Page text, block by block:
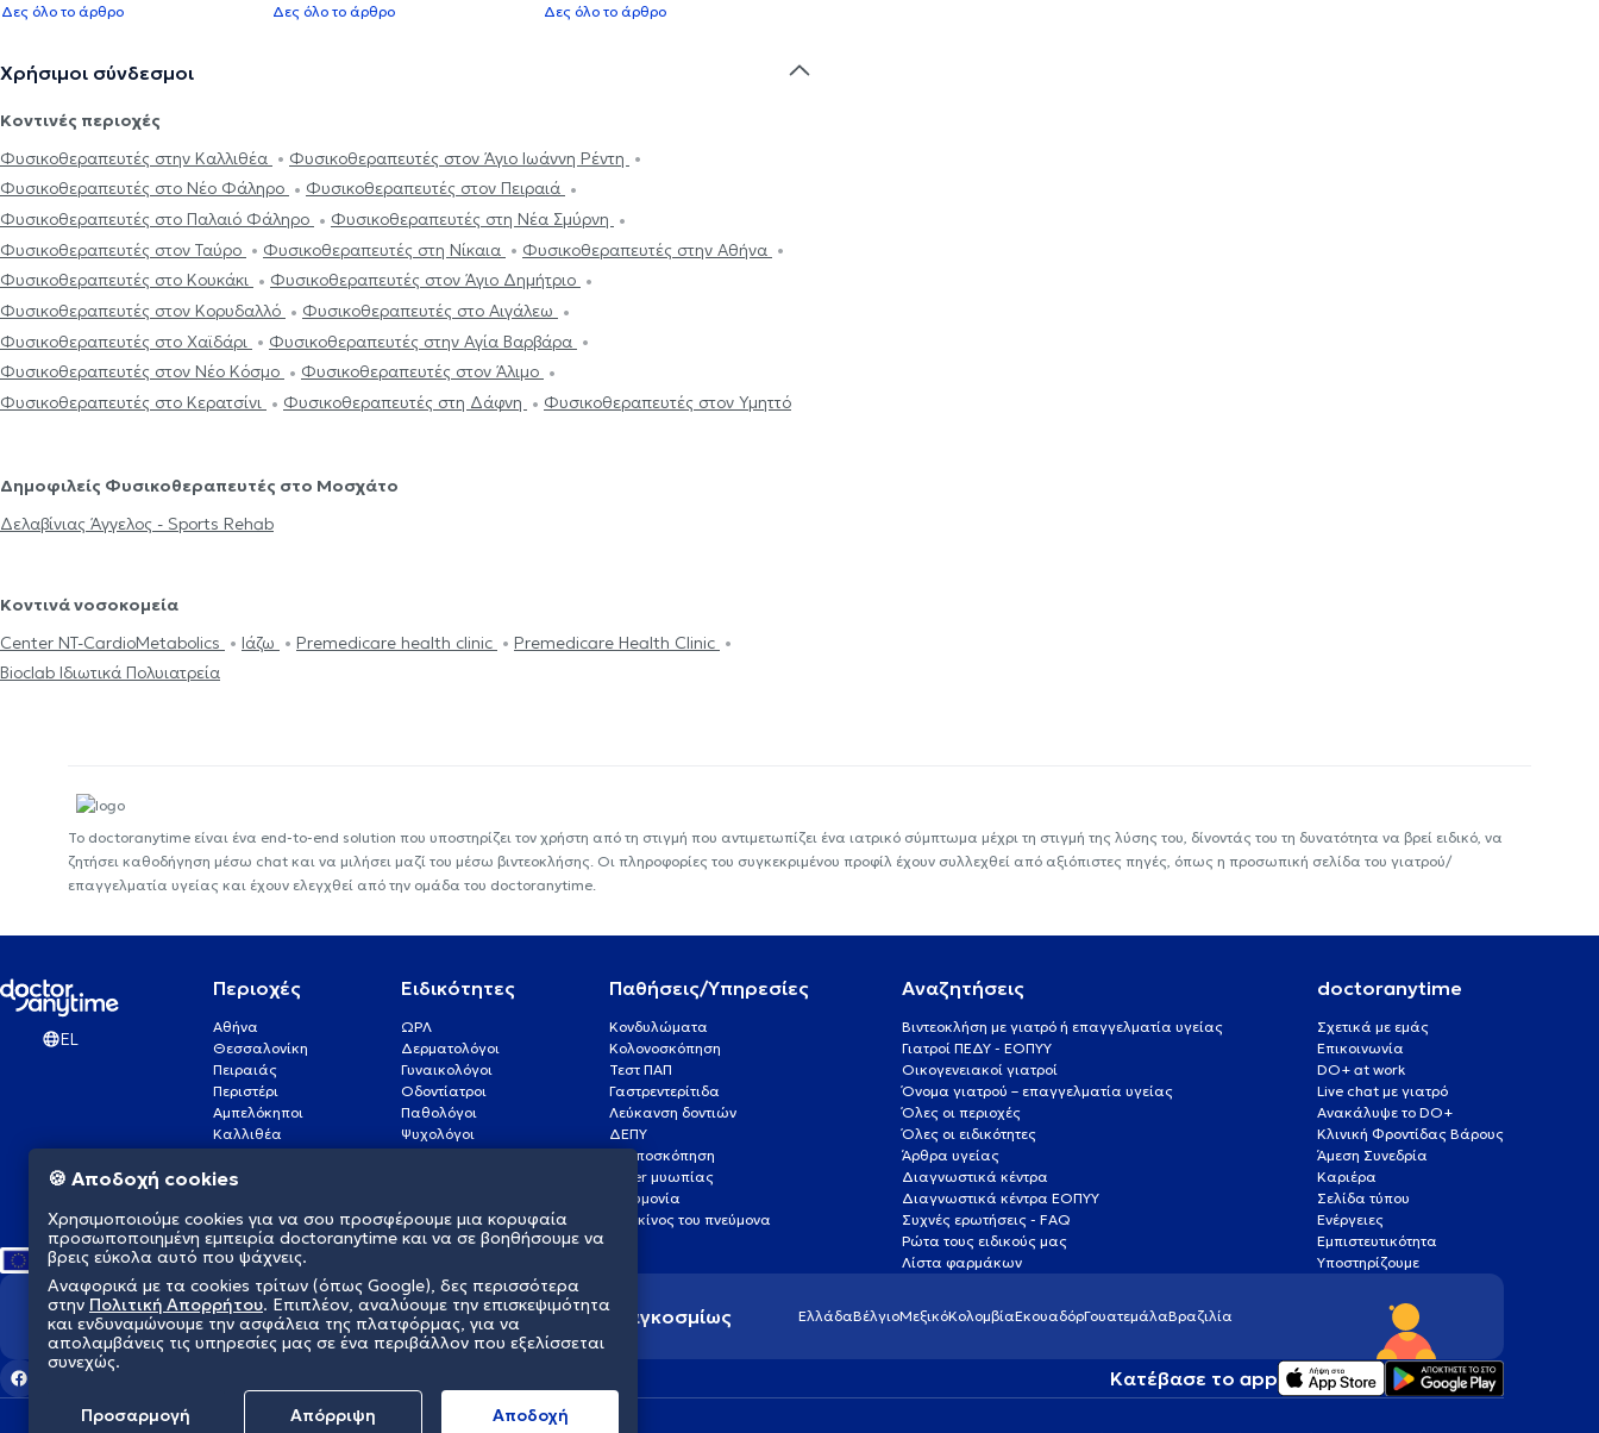
Δες όλο το άρθρο Δες όλο το άρθρο Δες όλο το άρθρο
Χρήσιμοι σύνδεσμοι
Κοντινές περιοχές
Φυσικοθεραπευτές στην Καλλιθέα
Φυσικοθεραπευτές στον Άγιο Ιωάννη Ρέντη
Φυσικοθεραπευτές στο Νέο Φάληρο
Φυσικοθεραπευτές στον Πειραιά
Φυσικοθεραπευτές στο Παλαιό Φάληρο
Φυσικοθεραπευτές στη Νέα Σμύρνη
Φυσικοθεραπευτές στον Ταύρο
Φυσικοθεραπευτές στη Νίκαια
Φυσικοθεραπευτές στην Αθήνα
Φυσικοθεραπευτές στο Κουκάκι
Φυσικοθεραπευτές στον Άγιο Δημήτριο
Φυσικοθεραπευτές στον Κορυδαλλό
Φυσικοθεραπευτές στο Αιγάλεω
Φυσικοθεραπευτές στο Χαϊδάρι
Φυσικοθεραπευτές στην Αγία Βαρβάρα
Φυσικοθεραπευτές στον Νέο Κόσμο
Φυσικοθεραπευτές στον Άλιμο
Φυσικοθεραπευτές στο Κερατσίνι
Φυσικοθεραπευτές στη Δάφνη Φυσικοθεραπευτές στον Υμηττό
Δημοφιλείς Φυσικοθεραπευτές στο Μοσχάτο
Δελαβίνιας Άγγελος - Sports Rehab
Κοντινά νοσοκομεία
Center NT-CardioMetabolics
Ιάζω Premedicare health clinic
Premedicare Health Clinic
Bioclab Ιδιωτικά Πολυιατρεία
Το doctoranytime είναι ένα end-to-end solution που υποστηρίζει τον χρήστη από τη στιγμή που αντιμετωπίζει ένα ιατρικό σύμπτωμα μέχρι τη στιγμή της λύσης του, δίνοντάς του τη δυνατότητα να βρεί ειδικό, να
ζητήσει καθοδήγηση μέσω chat και να μιλήσει μαζί του μέσω βιντεοκλήσης. Οι πληροφορίες του συγκεκριμένου προφίλ έχουν συλλεχθεί από αξιόπιστες πηγές, όπως η προσωπική σελίδα του γιατρού/
επαγγελματία υγείας και έχουν ελεγχθεί από την ομάδα του doctoranytime.
EL
Περιοχές
Αθήνα
Θεσσαλονίκη
Πειραιάς
Περιστέρι
Αμπελόκηποι
Καλλιθέα
Γλυφάδα
Νέα Σμύρνη
Ειδικότητες
ΩΡΛ
Δερματολόγοι
Γυναικολόγοι
Οδοντίατροι
Παθολόγοι
Ψυχολόγοι
Καρδιολόγοι
Παθήσεις/Υπηρεσίες
Κονδυλώματα
Κολονοσκόπηση
Τεστ ΠΑΠ
Γαστρεντερίτιδα
Λεύκανση δοντιών
ΔΕΠΥ
Κολποσκόπηση
Laser μυωπίας
Πνευμονία
Καρκίνος του πνεύμονα
Αναζητήσεις
Βιντεοκλήση με γιατρό ή επαγγελματία υγείας
Γιατροί ΠΕΔΥ - ΕΟΠΥΥ
Οικογενειακοί γιατροί
Όνομα γιατρού – επαγγελματία υγείας
Όλες οι περιοχές
Όλες οι ειδικότητες
Άρθρα υγείας
Διαγνωστικά κέντρα
Διαγνωστικά κέντρα ΕΟΠΥΥ
Συχνές ερωτήσεις - FAQ
Ρώτα τους ειδικούς μας
Λίστα φαρμάκων
doctoranytime
Σχετικά με εμάς
Επικοινωνία
DO+ at work
Live chat με γιατρό
Ανακάλυψε το DO+
Κλινική Φροντίδας Βάρους
Άμεση Συνεδρία
Καριέρα
Σελίδα τύπου
Ενέργειες
Εμπιστευτικότητα
Υποστηρίζουμε
Διαμορφώνουμε το μέλλον της υγείας παγκοσμίως ΕλλάδαΒέλγιοΜεξικόΚολομβίαΕκουαδόρΓουατεμάλαΒραζιλία
Κατέβασε το app
🍪 Αποδοχή cookies
Χρησιμοποιούμε cookies για να σου προσφέρουμε μια κορυφαία
προσωποποιημένη εμπειρία doctoranytime και να σε βοηθήσουμε να
βρεις εύκολα αυτό που ψάχνεις.
Αναφορικά με τα cookies τρίτων (όπως Google), δες περισσότερα
στην Πολιτική Απορρήτου. Επιπλέον, αναλύουμε την επισκεψιμότητα
και ενδυναμώνουμε την ασφάλεια της πλατφόρμας, για να
απολαμβάνεις τις υπηρεσίες μας σε ένα περιβάλλον που εξελίσσεται
συνεχώς.
Προσαρμογή Απόρριψη Aποδοχή